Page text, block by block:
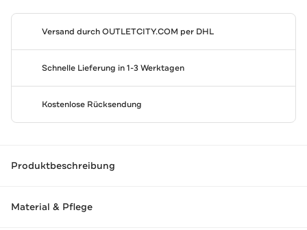
Versand durchOUTLETCITY.COM per DHL
Schnelle Lieferung in 1-3 Werktagen
Kostenlose Rücksendung
Produktbeschreibung
Material & Pflege